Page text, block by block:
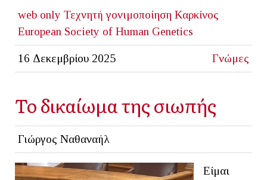
web only Τεχνητή γονιμοποίηση Καρκίνος
European Society of Human Genetics
16 Δεκεμβρίου 2025 Γνώμες
Το δικαίωμα της σιωπής
Γιώργος Ναθαναήλ
Είμαι